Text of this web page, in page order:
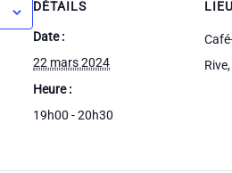
DÉTAILS
Date :
22 mars 2024
Heure :
19h00 - 20h30
LIEU